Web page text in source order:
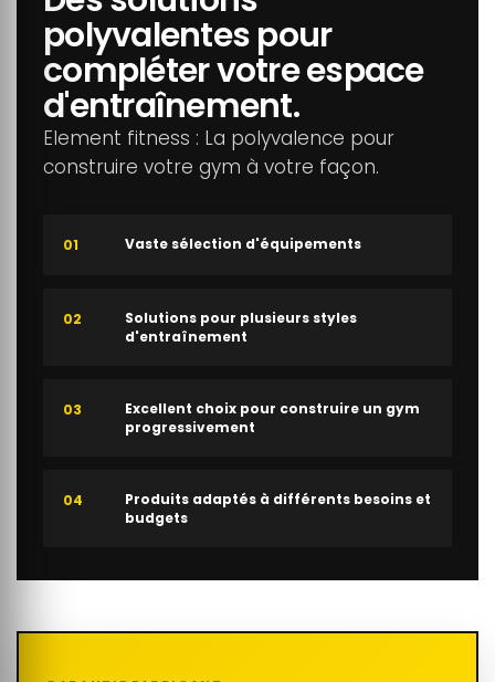
polyvalentes pour
compléter votre espace
d'entraînement.
Element fitness : La polyvalence pour
construire votre gym à votre façon.
01 Vaste sélection d'équipements
02
Solutions pour plusieurs styles
d'entraînement
03
Excellent choix pour construire un gym
progressivement
04
Produits adaptés à différents besoins et
budgets